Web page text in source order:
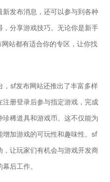
新发布消息，还可以参与到各种
分享游戏技巧。无论你是新手
站都有适合你的专区，让你找
，sf发布网站还推出了丰富多样
册登录后参与指定游戏，完成
稀道具和游戏币。这不仅能为
加游戏的可玩性和趣味性。sf
让玩家们有机会与游戏开发商
后工作。